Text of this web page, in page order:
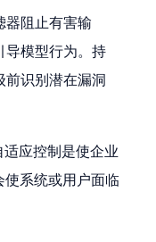
器阻止有害输
导模型行为。持
前识别潜在漏洞
应控制是使企业
系统或用户面临